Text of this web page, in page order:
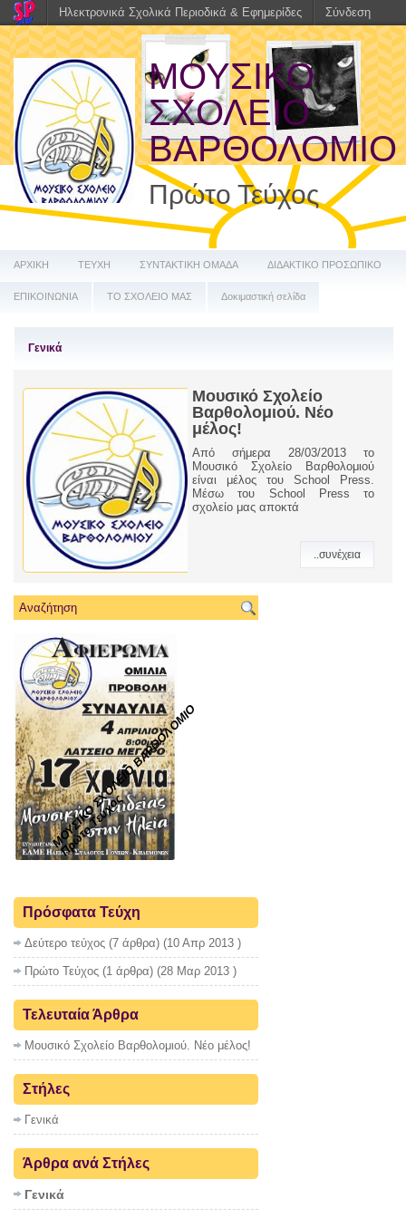
ΜΟΥΣΙΚΟ
ΣΧΟΛΕΙΟ
ΒΑΡΘΟΛΟΜΙΟ
Πρώτο Τεύχος
ΑΡΧΙΚΗ ΤΕΥΧΗ ΣΥΝΤΑΚΤΙΚΗ ΟΜΑΔΑ ΔΙΔΑΚΤΙΚΟ ΠΡΟΣΩΠΙΚΟ
ΕΠΙΚΟΙΝΩΝΙΑ ΤΟ ΣΧΟΛΕΙΟ ΜΑΣ Δοκιμαστική σελίδα
Γενικά
Μουσικό Σχολείο
Βαρθολομιού. Νέο
μέλος!
Από σήμερα 28/03/2013 το
Μουσικό Σχολείο Βαρθολομιού
είναι μέλος του School Press.
Μέσω του School Press το
σχολείο μας αποκτά
..συνέχεια
ΜΟΥΣΙΚΟ ΣΧΟΛΕΙΟ ΒΑΡΘΟΛΟΜΙΟ
Πρώτο Τεύχος
Πρόσφατα Τεύχη
Δεύτερο τεύχος (7 άρθρα) (10 Απρ 2013 )
Πρώτο Τεύχος (1 άρθρα) (28 Μαρ 2013 )
Τελευταία Άρθρα
Μουσικό Σχολείο Βαρθολομιού. Νέο μέλος!
Στήλες
Γενικά
Άρθρα ανά Στήλες
Γενικά
Ηλεκτρονικά Σχολικά Περιοδικά & Εφημερίδες Σύνδεση